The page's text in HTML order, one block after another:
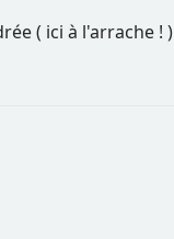
( ici à l'arrache ! )